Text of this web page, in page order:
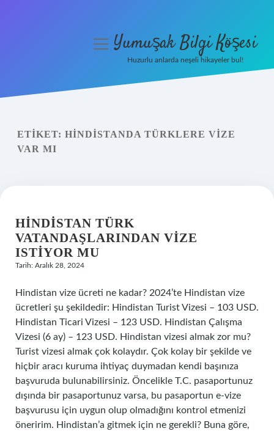
Yasal Uyarı
menüyüYumuşak Bilgi Köşesi
Huzurlu anlarda neşeli hikayeler bul!
ETIKET: HINDISTANDA TÜRKLERE VIZE
VAR MI
HINDISTAN TÜRK
VATANDAŞLARINDAN VIZE
ISTIYOR MU
Tarih: Aralık 28, 2024
Hindistan vize ücreti ne kadar? 2024’te Hindistan vize
ücretleri şu şekildedir: Hindistan Turist Vizesi – 103 USD.
Hindistan Ticari Vizesi – 123 USD. Hindistan Çalışma
Vizesi (6 ay) – 123 USD. Hindistan vizesi almak zor mu?
Turist vizesi almak çok kolaydır. Çok kolay bir şekilde ve
hiçbir aracı kuruma ihtiyaç duymadan kendi başınıza
başvuruda bulunabilirsiniz. Öncelikle T.C. pasaportunuz
dışında bir pasaportunuz varsa, bu pasaportun e-vize
başvurusu için uygun olup olmadığını kontrol etmenizi
öneririm. Hindistan’a gitmek için ne gerekli? Buna göre,